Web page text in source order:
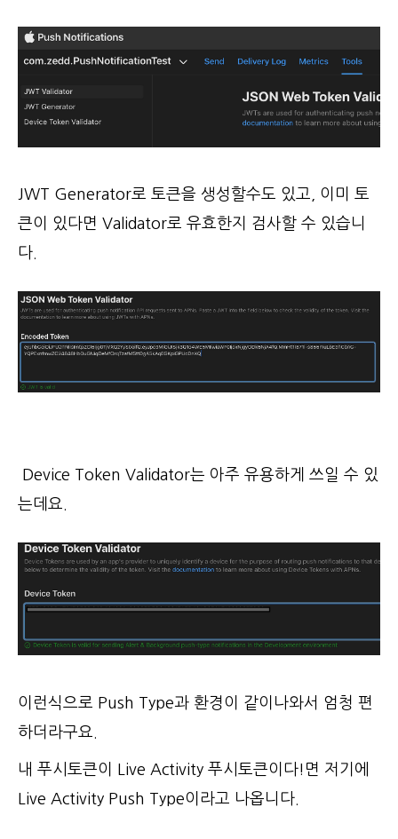
JWT Generator로 토큰을 생성할수도 있고, 이미 토
큰이 있다면 Validator로 유효한지 검사할 수 있습니
다.
Device Token Validator는 아주 유용하게 쓰일 수 있
는데요.
이런식으로 Push Type과 환경이 같이나와서 엄청 편
하더라구요.
내 푸시토큰이 Live Activity 푸시토큰이다!면 저기에
Live Activity Push Type이라고 나옵니다.